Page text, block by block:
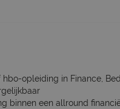
opleiding in Finance,
binnen een allround